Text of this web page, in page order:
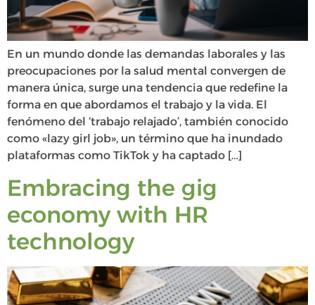
En un mundo donde las demandas laborales y las
preocupaciones por la salud mental convergen de
manera única, surge una tendencia que redefine la
forma en que abordamos el trabajo y la vida. El
fenómeno del ‘trabajo relajado’, también conocido
como «lazy girl job», un término que ha inundado
plataformas como TikTok y ha captado […]
Embracing the gig
economy with HR
technology